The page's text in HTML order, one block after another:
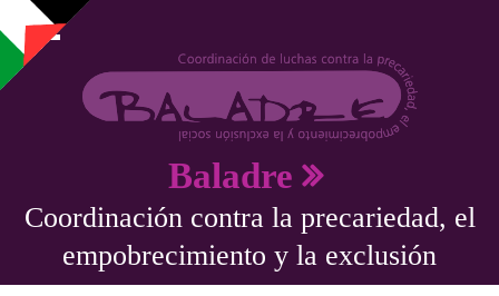
Pasar al contenido principal
Baladre
Coordinación contra la precariedad, el
empobrecimiento y la exclusión